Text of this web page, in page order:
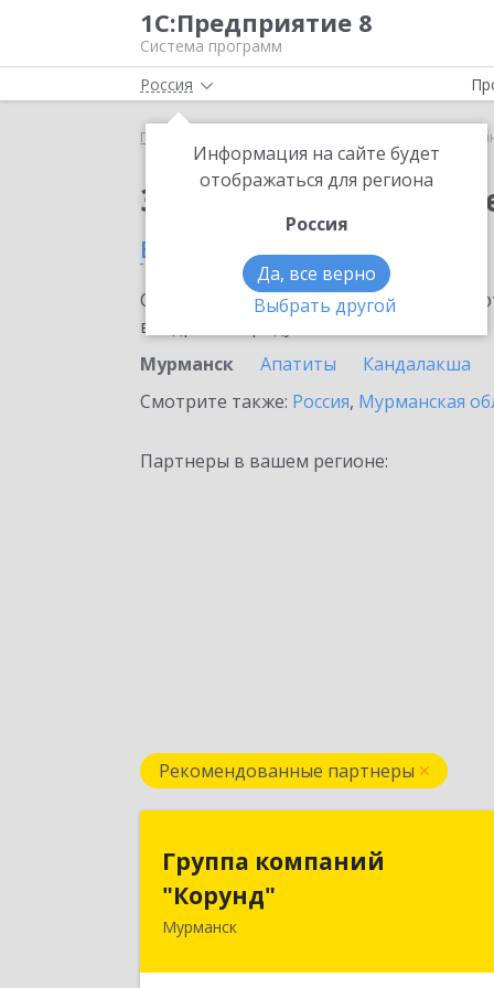
1С:Предприятие 8
Система программ
Россия
Информация на сайте будет
отображаться для региона
Россия
Да, все верно
Выбрать другой
Главная
Заказать 1С:Синтез
в Мурманске
Ознакомьтесь с информационными
внедрение продукта.
Мурманск
Апатиты Кандалакша
Смотрите также: Россия, Мурманская
Партнеры в вашем регионе:
Рекомендованные партнеры
Группа компаний
"Корунд"
Мурманск
Группа компаний
183025, Мурманская обл, Мурманск г,